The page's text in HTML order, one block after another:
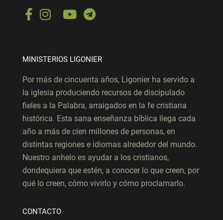
MINISTERIOS LIGONIER
Por más de cincuenta años, Ligonier ha servido a
la iglesia produciendo recursos de discipulado
fieles a la Palabra, arraigados en la fe cristiana
histórica. Esta sana enseñanza bíblica llega cada
año a más de cien millones de personas, en
distintas regiones e idiomas alrededor del mundo.
Nuestro anhelo es ayudar a los cristianos,
dondequiera que estén, a conocer lo que creen, por
qué lo creen, cómo vivirlo y cómo proclamarlo.
CONTACTO